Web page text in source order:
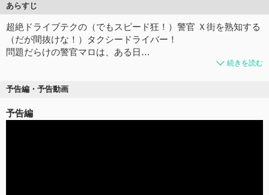
あらすじ
超絶ドライブテクの（でもスピード狂！）警官 Ｘ街を熟知する
（だが間抜けな！）タクシードライバー！
問題だらけの警官マロは、ある日…
続きを読む
予告編・予告動画
予告編